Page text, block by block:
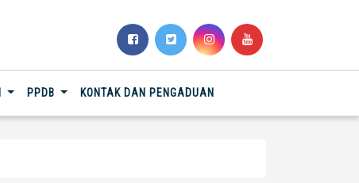
PPDB KONTAK DAN PENGADUAN